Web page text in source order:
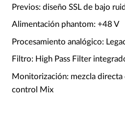
Previos: diseño SSL de bajo
Alimentación phantom: +48 V
Procesamiento analógico:
Filtro: High Pass Filter
Monitorización: mezcla
control Mix